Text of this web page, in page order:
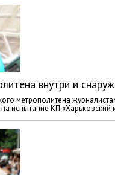
внутри и
метрополитена
испытание КП «Харьковский